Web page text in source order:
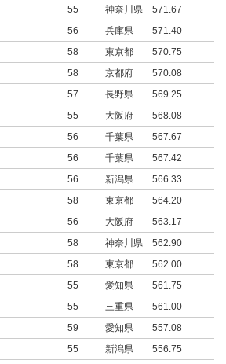
55 神奈川県
571.67
56 兵庫県
571.40
58 東京都
570.75
58 京都府
570.08
57 長野県
569.25
55 大阪府
568.08
56 千葉県
567.67
56 千葉県
567.42
56 新潟県
566.33
58 東京都
564.20
56 大阪府
563.17
58 神奈川県
562.90
58 東京都
562.00
55 愛知県
561.75
55 三重県
561.00
59 愛知県
557.08
55 新潟県
556.75